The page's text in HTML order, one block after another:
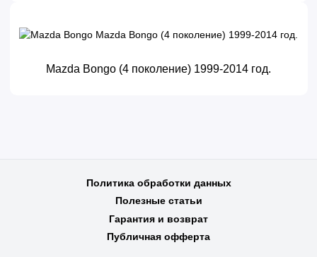
Mazda Bongo (4 поколение) 1999-2014 год.
Политика обработки данных
Полезные статьи
Гарантия и возврат
Публичная офферта